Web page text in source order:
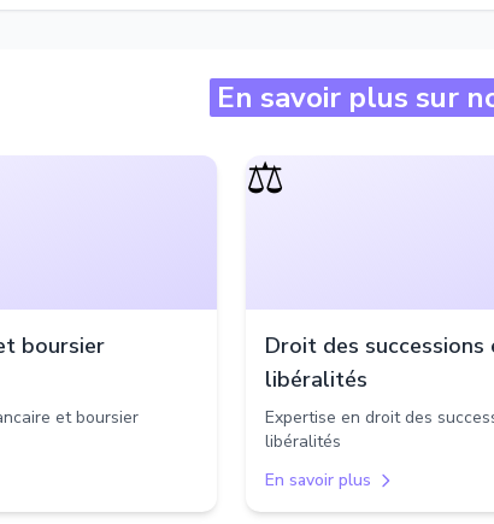
En savoir plus sur
boursier
et boursier
⚖️
Droit des successions
libéralités
Expertise en droit des
libéralités
En savoir plus